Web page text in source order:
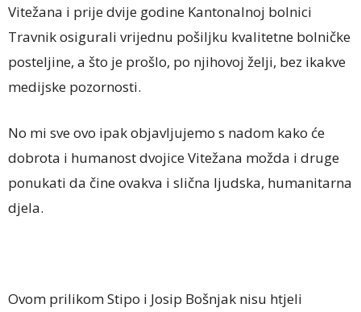
Vitežana i prije dvije godine Kantonalnoj bolnici
Travnik osigurali vrijednu pošiljku kvalitetne bolničke
posteljine, a što je prošlo, po njihovoj želji, bez ikakve
medijske pozornosti.
No mi sve ovo ipak objavljujemo s nadom kako će
dobrota i humanost dvojice Vitežana možda i druge
ponukati da čine ovakva i slična ljudska, humanitarna
djela.
Ovom prilikom Stipo i Josip Bošnjak nisu htjeli